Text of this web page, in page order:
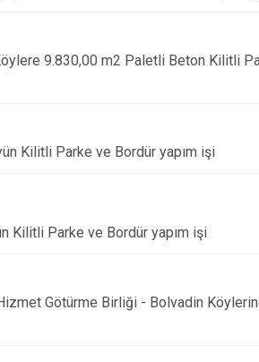
9.830,00 m2 Paletli Beton Kilitli
Kilitli Parke ve Bordür yapım işi
Kilitli Parke ve Bordür yapım işi
Götürme Birliği - Bolvadin